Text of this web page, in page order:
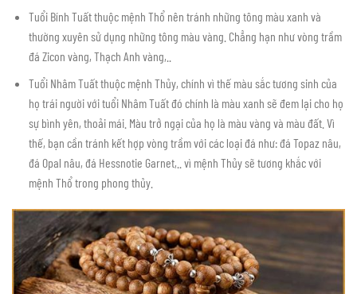
Tuổi Bính Tuất thuộc mệnh Thổ nên tránh những tông màu xanh và
thường xuyên sử dụng những tông màu vàng. Chẳng hạn như vòng trầm
đá Zicon vàng, Thạch Anh vàng,..
Tuổi Nhâm Tuất thuộc mệnh Thủy, chính vì thế màu sắc tương sinh của
họ trái người với tuổi Nhâm Tuất đó chính là màu xanh sẽ đem lại cho họ
sự bình yên, thoải mái. Màu trở ngại của họ là màu vàng và màu đất. Vì
thế, bạn cần tránh kết hợp vòng trầm với các loại đá như: đá Topaz nâu,
đá Opal nâu, đá Hessnotie Garnet,.. vì mệnh Thủy sẽ tương khắc với
mệnh Thổ trong phong thủy.